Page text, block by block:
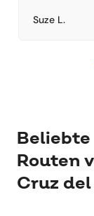
Suze L.
Beliebte
Routen
Cruz